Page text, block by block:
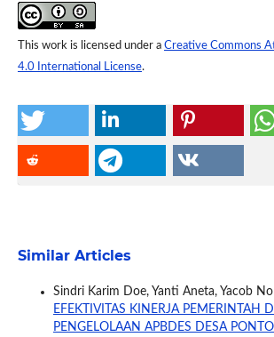
This work is licensed under a Creative Commons
4.0 International License.
Similar Articles
Sindri Karim Doe, Yanti Aneta, Yacob
EFEKTIVITAS KINERJA PEMERINTAH
PENGELOLAAN APBDES DESA